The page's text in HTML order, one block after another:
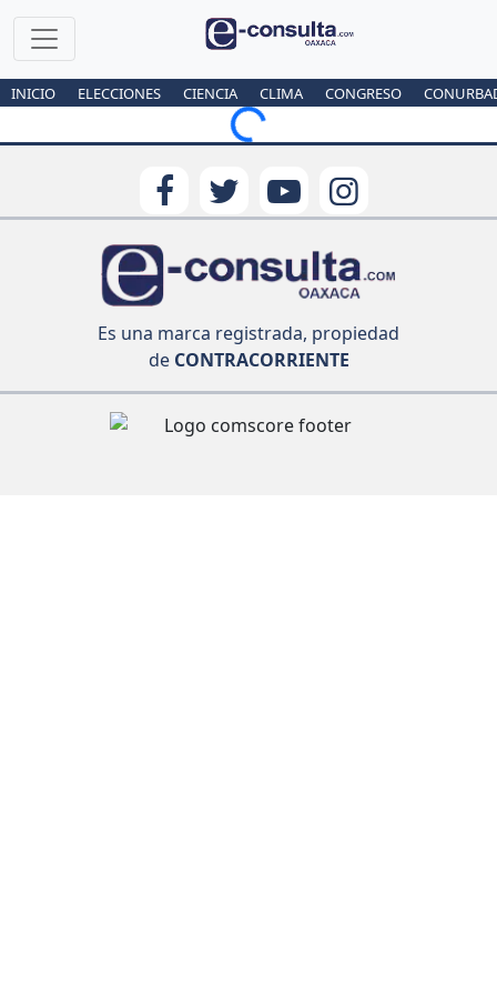
INICIO ELECCIONES CIENCIA CLIMA CONGRESO
Loading...
Es una marca registrada, propiedad
deCONTRACORRIENTE